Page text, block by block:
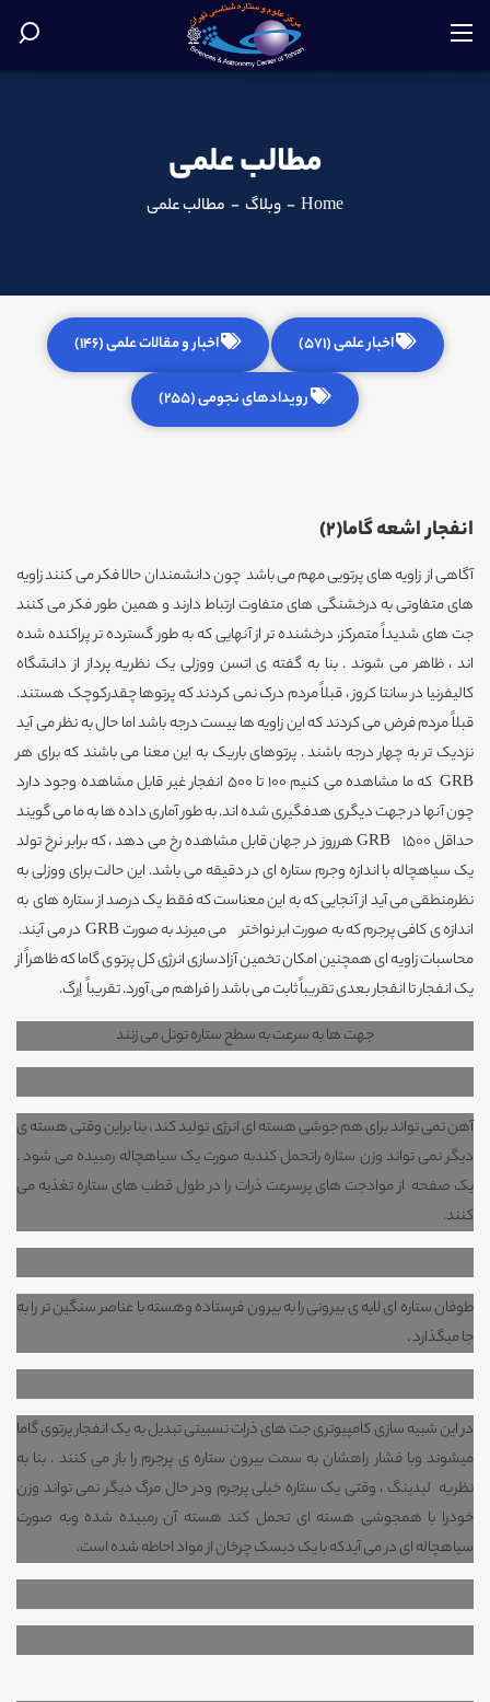
مطالب علمی
Home
- وبلاگ - مطالب علمی
اخبار علمی (571) اخبار و مقالات علمی (146)
رویدادهای نجومی (255)
انفجار اشعه گاما(2)
آگاهی از زاویه های پرتویی مهم می باشد چون دانشمندان حالا فکر می کنند زاویه
های متفاوتی به درخشنگی های متفاوت ارتباط دارند و همین طور فکر می کنند
جت های شدیداً متمرکز، درخشنده تر از آنهایی که به طور گسترده تر پراکنده شده
اند ، ظاهر می شوند . بنا به گفته ی اتسن ووزلی یک نظریه پرداز از دانشگاه
کالیفرنیا در سانتا کروز ، قبلاً مردم درک نمی کردند که پرتوها چقدرکوچک هستند.
قبلاً مردم فرض می کردند که این زاویه ها بیست درجه باشد اما حال به نظر می آید
نزدیک تر به چهار درجه باشند . پرتوهای باریک به این معنا می باشند که برای هر
GRB که ما مشاهده می کنیم 100 تا 500 انفجار غیر قابل مشاهده وجود دارد
چون آنها در جهت دیگری هدفگیری شده اند. به طور آماری داده ها به ما می گویند
حداقل 1500 GRB هرروز در جهان قابل مشاهده رخ می دهد ، که برابر نرخ تولد
یک سیاهچاله با اندازه وجرم ستاره ای در دقیقه می باشد. این حالت برای ووزلی به
نظرمنطقی می آید از آنجایی که به این معناست که فقط یک درصد از ستاره های به
اندازه ی کافی پرجرم که به صورت ابر نواختر می میرند به صورت GRB در می آیند.
محاسبات زاویه ای همچنین امکان تخمین آزادسازی انرژی کل پرتوی گاما که ظاهراً از
یک انفجار تا انفجار بعدی تقریباً ثابت می باشد را فراهم می آورد. تقریباً اِرگ.
جهت ها به سرعت به سطح ستاره تونل می زنند
آهن نمی تواند برای هم جوشی هسته ای انرژی تولید کند ، بنا براین وقتی هسته ی
دیگر نمی تواند وزن ستاره راتحمل کندبه صورت یک سیاهچاله رمبیده می شود .
یک صفحه از موادجت های پرسرعت ذرات را در طول قطب های ستاره تغذیه می
کنند.
طوفان ستاره ای لایه ی بیرونی را به بیرون فرستاده وهسته با عناصر سنگین تر را به
جا میگذارد .
در این شبیه سازی کامپیوتری جت های ذرات نسبیتی تبدیل به یک انفجار پرتوی گاما
میشوند وبا فشار راهشان به سمت بیرون ستاره ی پرجرم را باز می کنند . بنا به
نظریه لیدینگ ، وقتی یک ستاره خیلی پرجرم ودر حال مرگ دیگر نمی تواند وزن
خودرا با همجوشی هسته ای تحمل کند هسته آن رمبیده شده وبه صورت
سیاهچاله ای در می آیدکه با یک دیسک چرخان از مواد احاطه شده است.